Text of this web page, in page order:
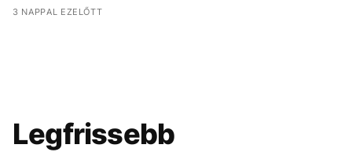
3 NAPPAL EZELŐTT
Legfrissebb